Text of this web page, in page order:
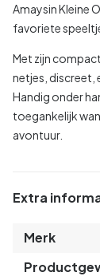
Amaysin Kleine
favoriete
Met zijn
netjes, discreet,
Handig onder
toegankelijk
avontuur.
Extra
Merk